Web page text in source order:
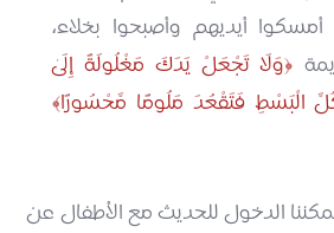
أمسكوا أيديهم وأصبحوا بخلاء،
وَلَا تَجْعَلْ يَدَكَ مَغْلُولَةً إِلَىٰ
الْبَسْطِ فَتَقْعُدَ مَلُومًا مَّحْسُورًا
الدخول للحديث مع الأطفال عن